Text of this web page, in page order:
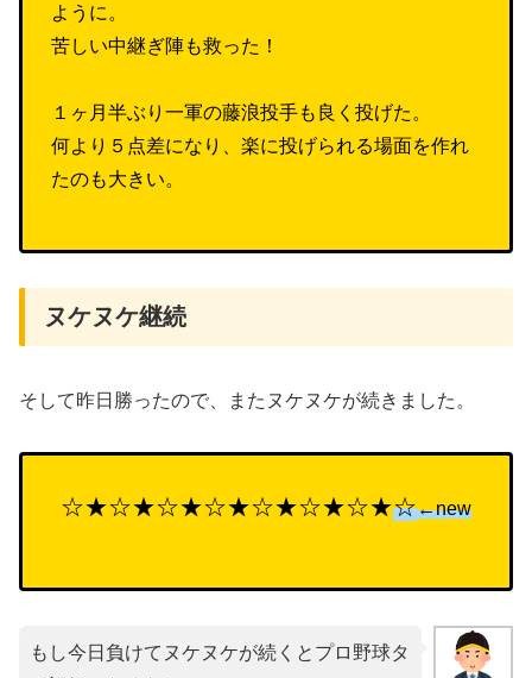
ように。
苦しい中継ぎ陣も救った！
１ヶ月半ぶり一軍の藤浪投手も良く投げた。
何より５点差になり、楽に投げられる場面を作れ
たのも大きい。
ヌケヌケ継続
そして昨日勝ったので、またヌケヌケが続きました。
☆★☆★☆★☆★☆★☆★☆★☆←new
もし今日負けてヌケヌケが続くとプロ野球タ